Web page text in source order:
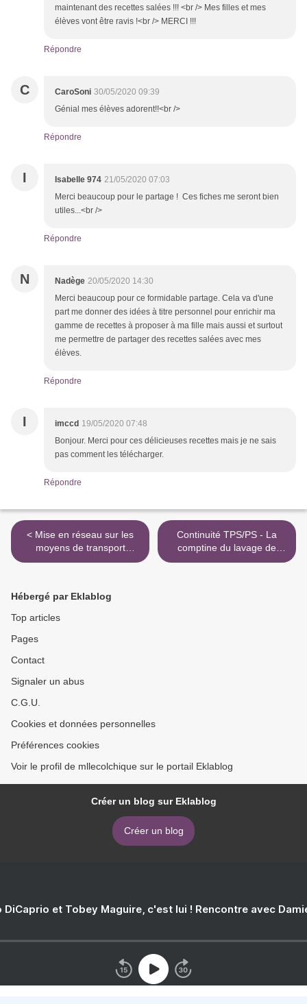
maintenant des recettes salées !!! <br /> Mes filles et mes
élèves vont être ravis !<br /> MERCI !!!
Répondre
C CaroSoni 30/05/2020 09:39
Génial mes élèves adorent!!<br />
Répondre
I Isabelle 974 21/05/2020 07:03
Merci beaucoup pour le partage ! Ces fiches me seront bien
utiles...<br />
Répondre
N Nadège 20/05/2020 14:30
Merci beaucoup pour ce formidable partage. Cela va d'une
part me donner des idées à titre personnel pour enrichir ma
gamme de recettes à proposer à ma fille mais aussi et surtout
me permettre de partager des recettes salées avec mes
élèves.
Répondre
I imccd 19/05/2020 07:48
Bonjour. Merci pour ces délicieuses recettes mais je ne sais
pas comment les télécharger.
Répondre
< Mise en réseau sur les
moyens de transport
TPS/PS
Continuité TPS/PS - La
comptine du lavage de
mains >
Hébergé par Eklablog
Top articles
Pages
Contact
Signaler un abus
C.G.U.
Cookies et données personnelles
Préférences cookies
Voir le profil de mllecolchique sur le portail Eklablog
Créer un blog sur Eklablog
Créer un blog
DiCaprio et Tobey Maguire, c'est lui ! Rencontre avec